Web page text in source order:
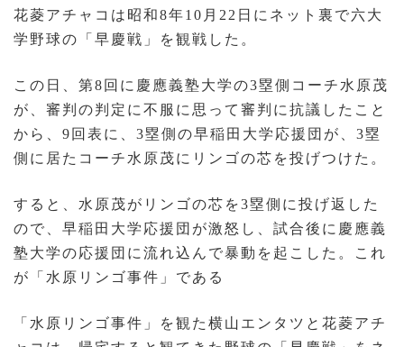
花菱アチャコは昭和8年10月22日にネット裏で六大
学野球の「早慶戦」を観戦した。
この日、第8回に慶應義塾大学の3塁側コーチ水原茂
が、審判の判定に不服に思って審判に抗議したこと
から、9回表に、3塁側の早稲田大学応援団が、3塁
側に居たコーチ水原茂にリンゴの芯を投げつけた。
すると、水原茂がリンゴの芯を3塁側に投げ返した
ので、早稲田大学応援団が激怒し、試合後に慶應義
塾大学の応援団に流れ込んで暴動を起こした。これ
が「水原リンゴ事件」である
「水原リンゴ事件」を観た横山エンタツと花菱アチ